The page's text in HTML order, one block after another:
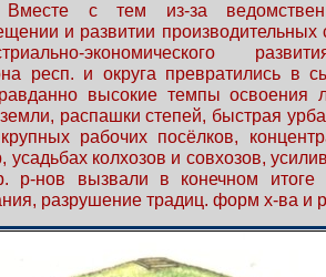
с тем из-за
и развитии производительных
экономического
респ. и округа превратились в
высокие темпы освоения
распашки степей, быстрая
рабочих посёлков,
усадьбах колхозов и совхозов,
р-нов вызвали в конечном итоге
разрушение традиц. форм х-ва и